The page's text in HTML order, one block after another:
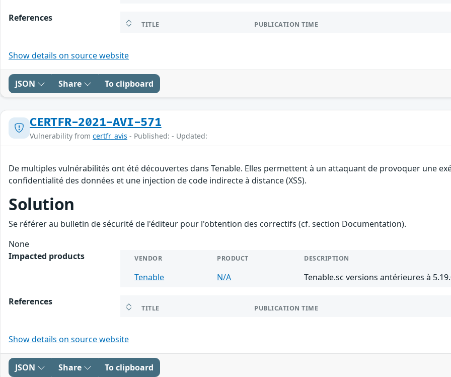
References
TITLE PUBLICATION TIME
Show details on source website
JSON Share To clipboard
CERTFR-2021-AVI-571
Vulnerability from certfr_avis - Published: - Updated:
De multiples vulnérabilités ont été découvertes dans Tenable. Elles permettent à un attaquant de provoquer une
confidentialité des données et une injection de code indirecte à distance (XSS).
Solution
Se référer au bulletin de sécurité de l'éditeur pour l'obtention des correctifs (cf. section Documentation).
None
Impacted products
VENDOR PRODUCT DESCRIPTION
Tenable N/A Tenable.sc versions antérieures à
References
TITLE PUBLICATION TIME
Show details on source website
JSON Share To clipboard